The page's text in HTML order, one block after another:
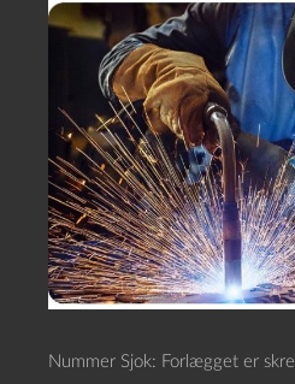
Nummer Sjok: Forlægget er